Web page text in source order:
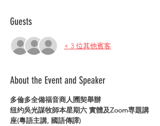
Guests
+ 3 位其他賓客
About the Event and Speaker
多倫多全備福音商人圑契舉辦
纽约吳光謀牧師本星期六 實體及Zoom専題講
座(粵語主講, 國語傳譯)